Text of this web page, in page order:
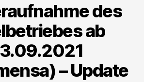
des
ab
– Update